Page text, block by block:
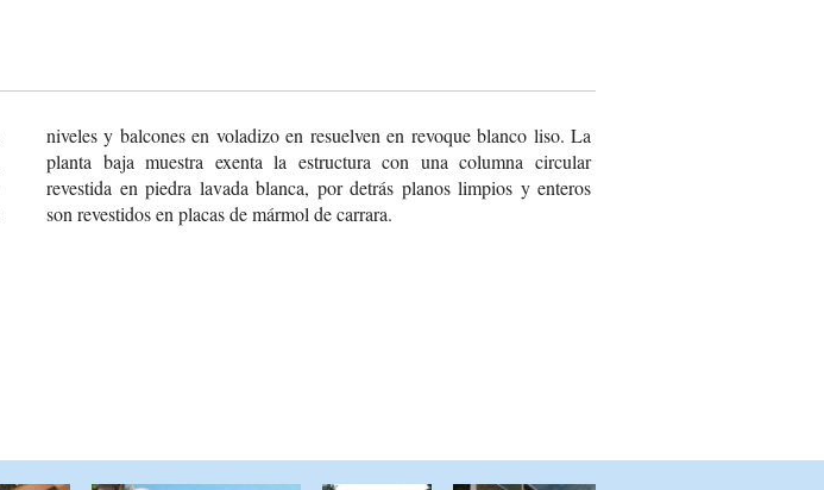
niveles y balcones en voladizo en resuelven en revoque blanco liso. La
planta baja muestra exenta la estructura con una columna circular
revestida en piedra lavada blanca, por detrás planos limpios y enteros
son revestidos en placas de mármol de carrara.